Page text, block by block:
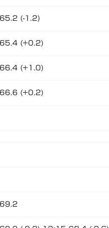
(-1.2)
(+0.2)
(+1.0)
(+0.2)